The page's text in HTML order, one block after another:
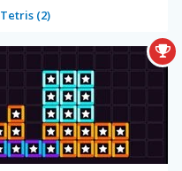
Tetris (2)